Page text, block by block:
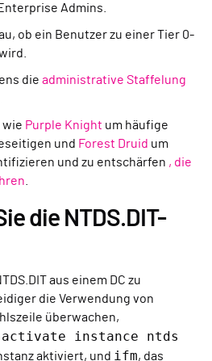
Admins.
ob ein Benutzer zu einer Tier 0-
die administrative Staffelung
wie Purple Knight um häufige
und Forest Druid um
und zu entschärfen , die
die NTDS.DIT-
aus einem DC zu
die Verwendung von
überwachen,
activate instance ntds
aktiviert, und ifm, das